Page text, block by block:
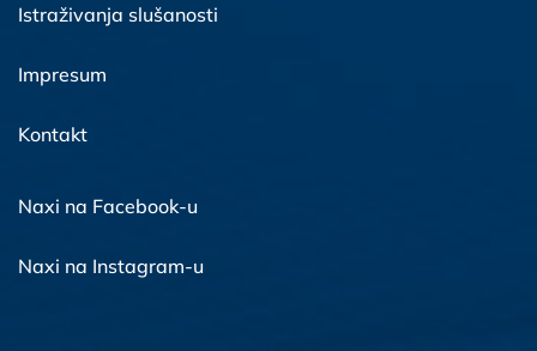
Istraživanja slušanosti
Impresum
Kontakt
Naxi na Facebook-u
Naxi na Instagram-u